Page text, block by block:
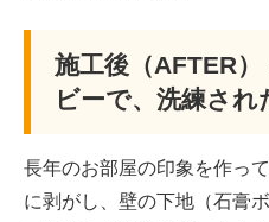
施工後（AFTER
ビーで、洗練され
長年のお部屋の印象を作っ
に剥がし、壁の下地（石膏